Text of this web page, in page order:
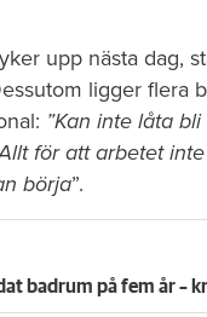
upp nästa dag,
ligger flera
”Kan inte låta
för att arbetet
börja”.
badrum på fem år –